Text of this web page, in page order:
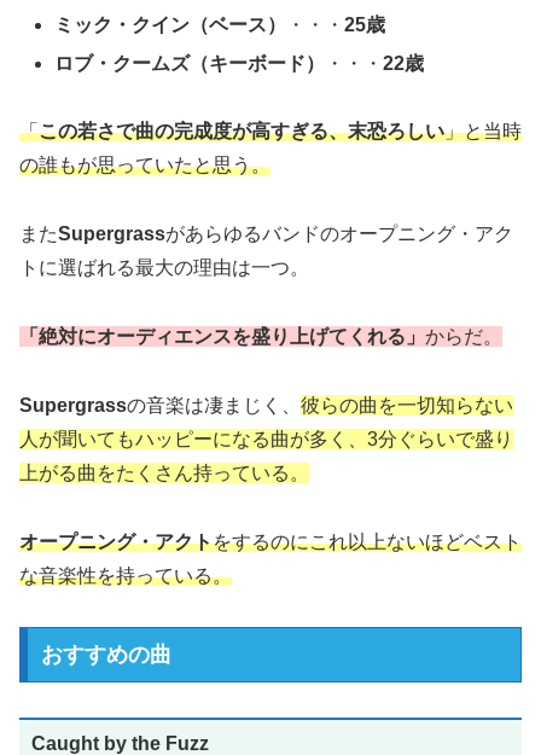
ミック・クイン（ベース）
・・・25歳
ロブ・クームズ（キーボード） ・・・22歳
「この若さで曲の完成度が高すぎる、末恐ろしい」と当時
の誰もが思っていたと思う。
またSupergrassがあらゆるバンドのオープニング・アク
トに選ばれる最大の理由は一つ。
「絶対にオーディエンスを盛り上げてくれる」 からだ。
Supergrassの音楽は凄まじく、 彼らの曲を一切知らない
人が聞いてもハッピーになる曲が多く、3分ぐらいで盛り
上がる曲をたくさん持っている。
オープニング・アクトをするのにこれ以上ないほどベスト
な音楽性を持っている。
おすすめの曲
Caught by the Fuzz